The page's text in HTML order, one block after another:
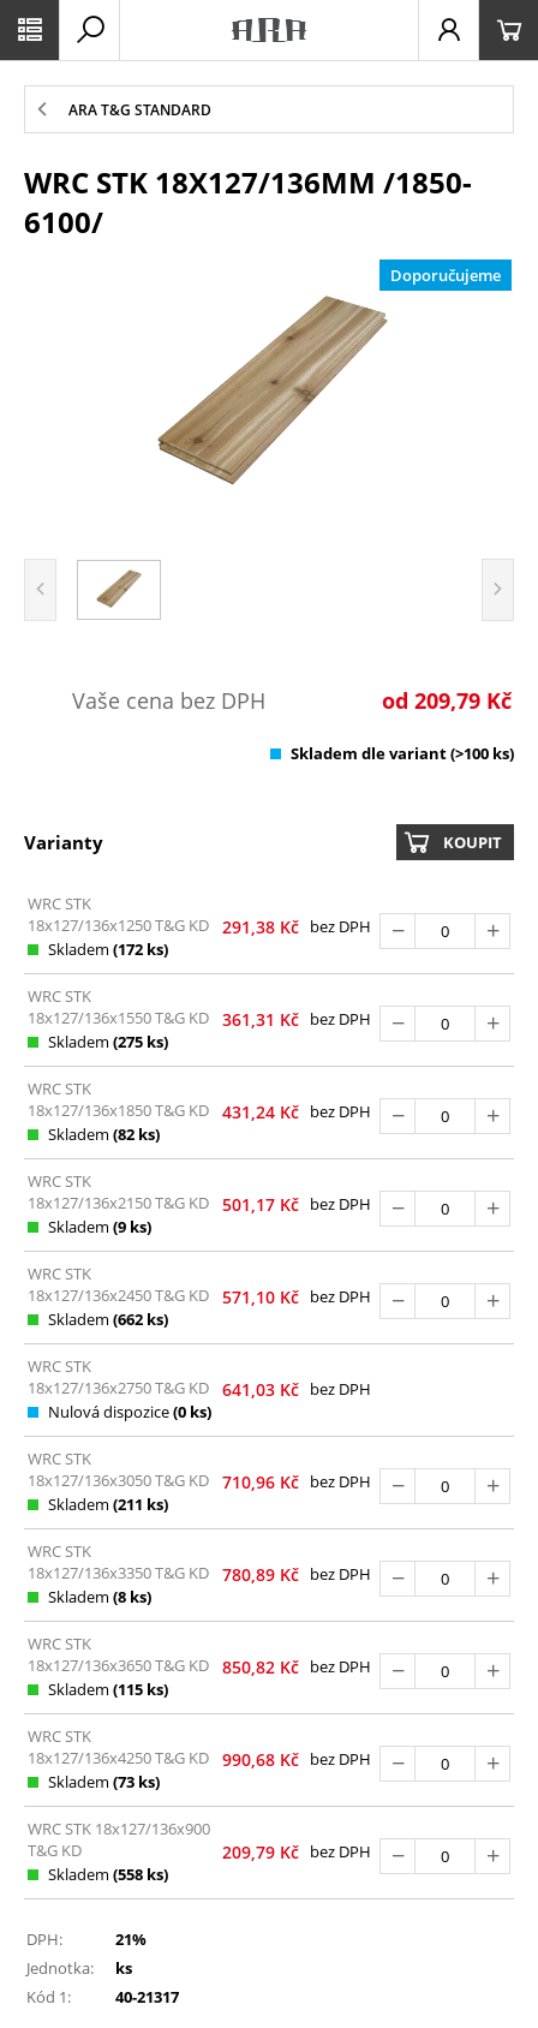
ARA T&G STANDARD
WRC STK 18X127/136MM /1850-
6100/
Vaše cena bez DPH od 209,79 Kč
Skladem dle variant(>100 ks)
Varianty KOUPIT
WRC STK
18x127/136x1250 T&G KD
Skladem (172 ks)
291,38 Kč bez DPH
WRC STK
18x127/136x1550 T&G KD
Skladem (275 ks)
361,31 Kč bez DPH
WRC STK
18x127/136x1850 T&G KD
Skladem (82 ks)
431,24 Kč bez DPH
WRC STK
18x127/136x2150 T&G KD
Skladem (9 ks)
501,17 Kč bez DPH
WRC STK
18x127/136x2450 T&G KD
Skladem (662 ks)
571,10 Kč bez DPH
WRC STK
18x127/136x2750 T&G KD
Nulová dispozice(0 ks)
641,03 Kč bez DPH
WRC STK
18x127/136x3050 T&G KD
Skladem (211 ks)
710,96 Kč bez DPH
WRC STK
18x127/136x3350 T&G KD
Skladem (8 ks)
780,89 Kč bez DPH
WRC STK
18x127/136x3650 T&G KD
Skladem (115 ks)
850,82 Kč bez DPH
WRC STK
18x127/136x4250 T&G KD
Skladem (73 ks)
990,68 Kč bez DPH
WRC STK 18x127/136x900
T&G KD
Skladem (558 ks)
209,79 Kč bez DPH
DPH:
21%
Jednotka:
ks
Kód 1:
40-21317
Doporučujeme